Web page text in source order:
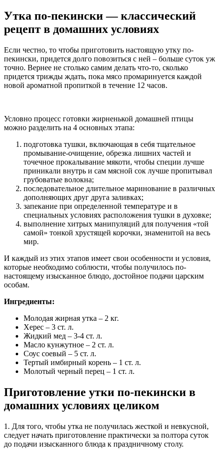
Утка по-пекински — классический
рецепт в домашних условиях
Если честно, то чтобы приготовить настоящую утку по-
пекински, придется долго повозиться с ней – больше суток уж
точно. Вернее не столько самим делать что-то, сколько
придется трижды ждать, пока мясо промаринуется каждой
новой ароматной пропиткой в течение 12 часов.
Условно процесс готовки жирненькой домашней птицы
можно разделить на 4 основных этапа:
подготовка тушки, включающая в себя тщательное
промывание-очищение, обрезка лишних частей и
точечное прокалывание мякоти, чтобы специи лучше
приникали внутрь и сам мясной сок лучше пропитывал
грубоватые волокна;
последовательное длительное маринование в различных
дополняющих друг друга заливках;
запекание при определенной температуре и в
специальных условиях расположения тушки в духовке;
выполнение хитрых манипуляций для получения «той
самой» тонкой хрустящей корочки, знаменитой на весь
мир.
И каждый из этих этапов имеет свои особенности и условия,
которые необходимо соблюсти, чтобы получилось по-
настоящему изысканное блюдо, достойное подачи царским
особам.
Ингредиенты:
Молодая жирная утка – 2 кг.
Херес – 3 ст. л.
Жидкий мед – 3-4 ст. л.
Масло кунжутное – 2 ст. л.
Соус соевый – 5 ст. л.
Тертый имбирный корень – 1 ст. л.
Молотый черный перец – 1 ст. л.
Приготовление утки по-пекински в
домашних условиях целиком
1. Для того, чтобы утка не получилась жесткой и невкусной,
следует начать приготовление практически за полтора суток
до подачи изысканного блюда к праздничному столу.